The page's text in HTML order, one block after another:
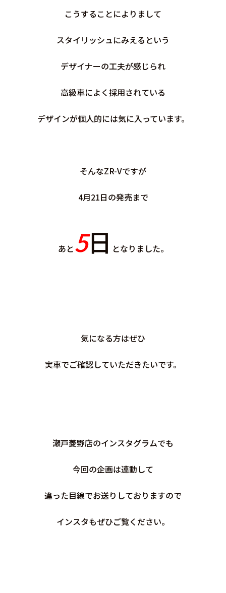
こうすることによりまして
スタイリッシュにみえるという
デザイナーの工夫が感じられ
高級車によく採用されている
デザインが個人的には気に入っています。
そんなZR-Vですが
4月21日の発売まで
あと5日 となりました。
気になる方はぜひ
実車でご確認していただきたいです。
瀬戸菱野店のインスタグラムでも
今回の企画は連動して
違った目線でお送りしておりますので
インスタもぜひご覧ください。